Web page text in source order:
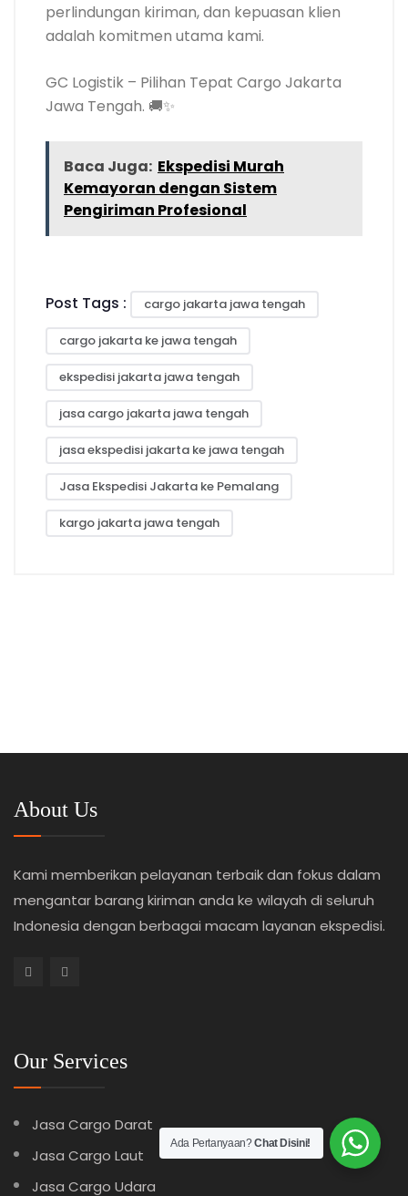
perlindungan kiriman, dan kepuasan klien
adalah komitmen utama kami.
GC Logistik – Pilihan Tepat Cargo Jakarta
Jawa Tengah. 🚚✨
Baca Juga: Ekspedisi Murah
Kemayoran dengan Sistem
Pengiriman Profesional
Post Tags : cargo jakarta jawa tengah
cargo jakarta ke jawa tengah
ekspedisi jakarta jawa tengah
jasa cargo jakarta jawa tengah
jasa ekspedisi jakarta ke jawa tengah
Jasa Ekspedisi Jakarta ke Pemalang
kargo jakarta jawa tengah
About Us
Kami memberikan pelayanan terbaik dan fokus dalam
mengantar barang kiriman anda ke wilayah di seluruh
Indonesia dengan berbagai macam layanan ekspedisi.
Our Services
Jasa Cargo Darat
Jasa Cargo Laut
Jasa Cargo Udara
Ada Pertanyaan?Chat Disini!